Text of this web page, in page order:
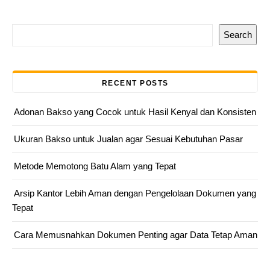
Search
RECENT POSTS
Adonan Bakso yang Cocok untuk Hasil Kenyal dan Konsisten
Ukuran Bakso untuk Jualan agar Sesuai Kebutuhan Pasar
Metode Memotong Batu Alam yang Tepat
Arsip Kantor Lebih Aman dengan Pengelolaan Dokumen yang
Tepat
Cara Memusnahkan Dokumen Penting agar Data Tetap Aman